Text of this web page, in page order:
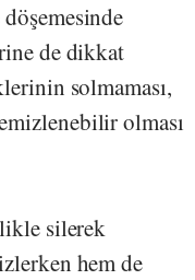
de dikkat
solmaması,
olması
silerek
hem de